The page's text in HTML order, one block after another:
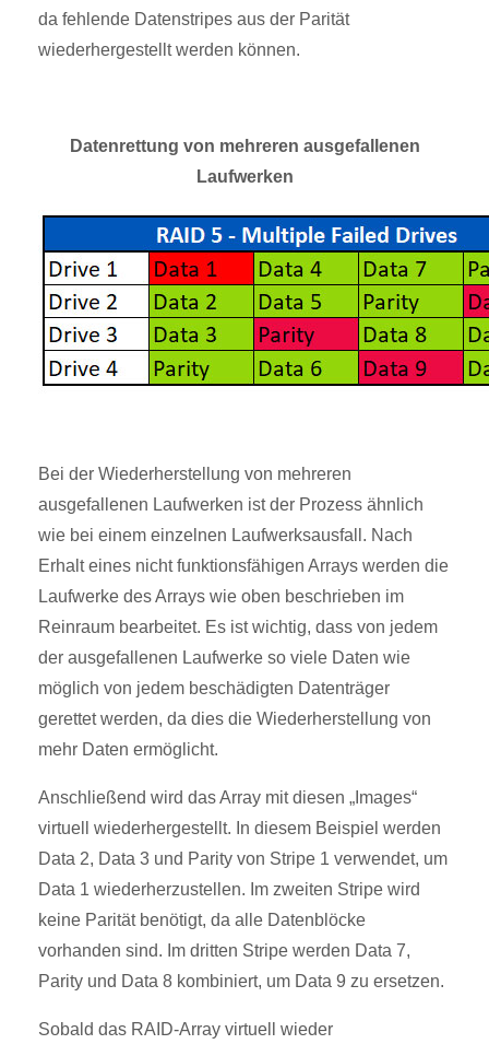
da fehlende Datenstripes aus der Parität
wiederhergestellt werden können.
Datenrettung von mehreren ausgefallenen
Laufwerken
Bei der Wiederherstellung von mehreren
ausgefallenen Laufwerken ist der Prozess ähnlich
wie bei einem einzelnen Laufwerksausfall. Nach
Erhalt eines nicht funktionsfähigen Arrays werden die
Laufwerke des Arrays wie oben beschrieben im
Reinraum bearbeitet. Es ist wichtig, dass von jedem
der ausgefallenen Laufwerke so viele Daten wie
möglich von jedem beschädigten Datenträger
gerettet werden, da dies die Wiederherstellung von
mehr Daten ermöglicht.
Anschließend wird das Array mit diesen „Images“
virtuell wiederhergestellt. In diesem Beispiel werden
Data 2, Data 3 und Parity von Stripe 1 verwendet, um
Data 1 wiederherzustellen. Im zweiten Stripe wird
keine Parität benötigt, da alle Datenblöcke
vorhanden sind. Im dritten Stripe werden Data 7,
Parity und Data 8 kombiniert, um Data 9 zu ersetzen.
Sobald das RAID-Array virtuell wieder